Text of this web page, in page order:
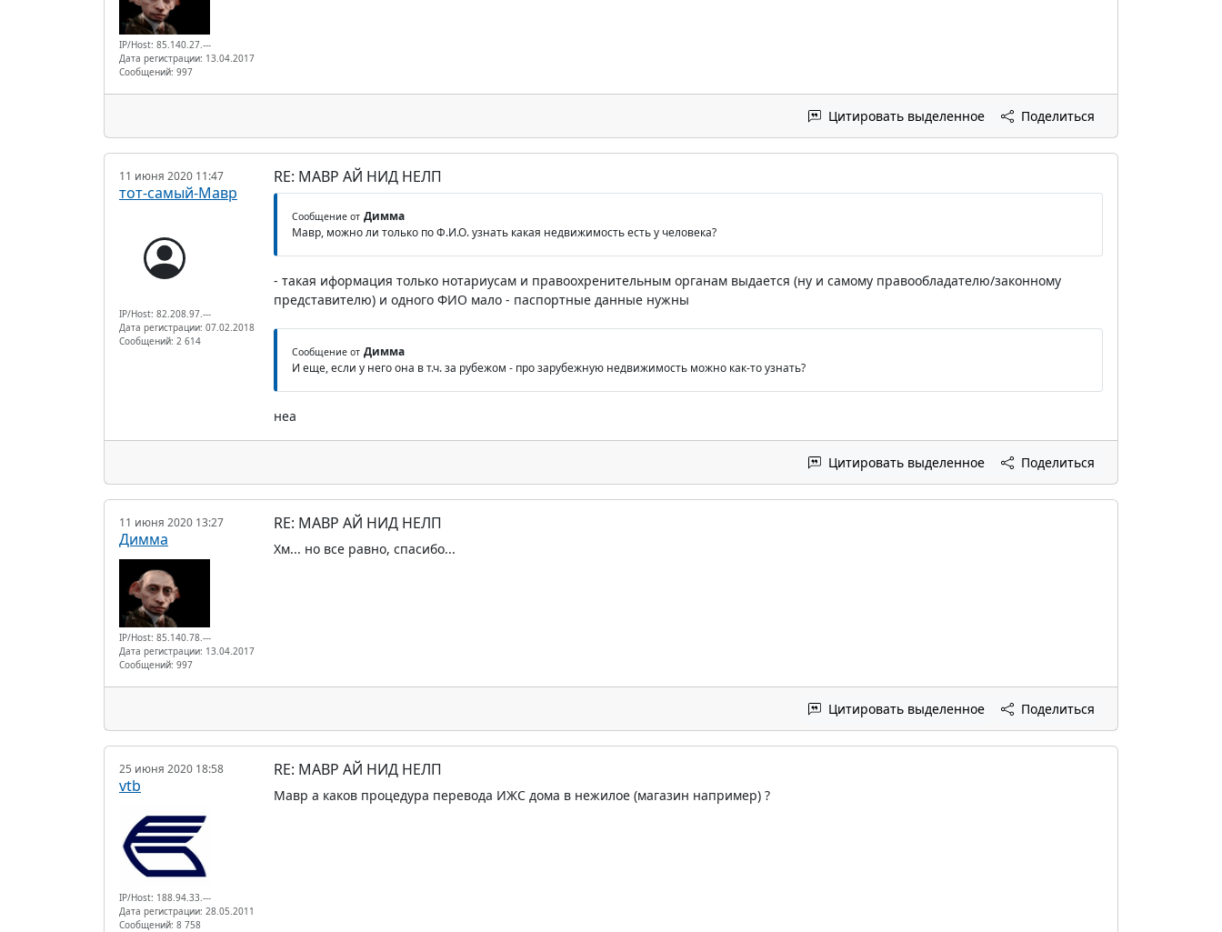
IP/Host: 85.140.27.---
Дата регистрации: 13.04.2017
Сообщений: 997
Цитировать выделенное Поделиться
11 июня 2020 11:47
тот-самый-Мавр
IP/Host: 82.208.97.---
Дата регистрации: 07.02.2018
Сообщений: 2 614
RE: МАВР АЙ НИД НЕЛП
Сообщение от Димма
Мавр, можно ли только по Ф.И.О. узнать какая недвижимость есть у человека?
- такая иформация только нотариусам и правоохренительным органам выдается (ну и самому правообладателю/законному
представителю) и одного ФИО мало - паспортные данные нужны
Сообщение от Димма
И еще, если у него она в т.ч. за рубежом - про зарубежную недвижимость можно как-то узнать?
неа
Цитировать выделенное Поделиться
11 июня 2020 13:27
Димма
IP/Host: 85.140.78.---
Дата регистрации: 13.04.2017
Сообщений: 997
RE: МАВР АЙ НИД НЕЛП
Хм... но все равно, спасибо...
Цитировать выделенное Поделиться
25 июня 2020 18:58
vtb
IP/Host: 188.94.33.---
Дата регистрации: 28.05.2011
Сообщений: 8 758
RE: МАВР АЙ НИД НЕЛП
Мавр а каков процедура перевода ИЖС дома в нежилое (магазин например) ?